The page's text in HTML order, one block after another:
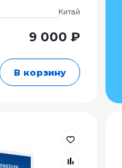
Китай
9 000 ₽
В корзину